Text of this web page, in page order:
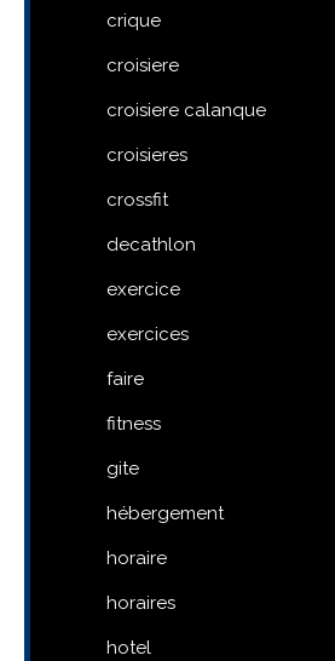
crique
croisiere
croisiere calanque
croisieres
crossfit
decathlon
exercice
exercices
faire
fitness
gite
hébergement
horaire
horaires
hotel